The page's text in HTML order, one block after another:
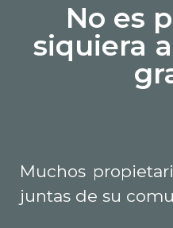
No es
siquiera
Muchos
juntas de su